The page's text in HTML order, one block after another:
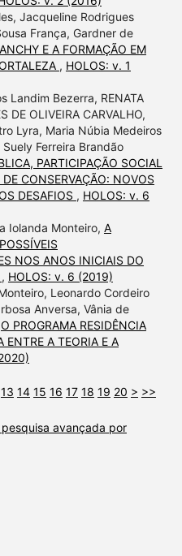
Jacqueline Rodrigues
França, Gardner de
E A FORMAÇÃO EM
, HOLOS: v. 1
Landim Bezerra, RENATA
DE OLIVEIRA CARVALHO,
Lyra, Maria Núbia Medeiros
Ferreira Brandão
PARTICIPAÇÃO SOCIAL
CONSERVAÇÃO: NOVOS
DESAFIOS , HOLOS: v. 6
Iolanda Monteiro, A
NOS ANOS INICIAIS DO
, HOLOS: v. 6 (2019)
Leonardo Cordeiro
Anversa, Vânia de
O PROGRAMA RESIDÊNCIA
ENTRE A TEORIA E A
13 14 15 16 17 18 19 20 > >>
avançada por